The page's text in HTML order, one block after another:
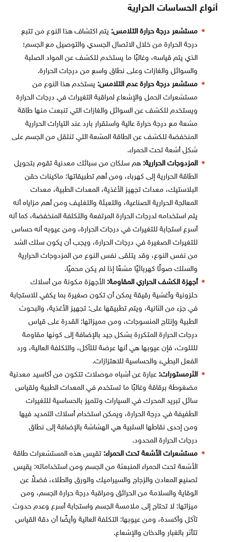
أنواع الحساسات الحرارية
مستشعر درجة حرارة التلامس: يتم اكتشاف هذا النوع من تتبع
درجة الحرارة من خلال الاتصال الجسدي والتوصيل مع الجسم؛
الذي يتم قياسه، وغالبًا ما يستخدم للكشف عن المواد الصلبة
والسوائل والغازات وعلى نطاق واسع من درجات الحرارة.
مستشعر درجة حرارة عدم التلامس: يستخدم هذا النوع من
مستشعرات الحمل والإشعاع لمراقبة التغيرات في درجات الحرارة
ويستخدم للكشف عن السوائل والغازات التي تنبعث منها طاقة
مشعة مع درجة حرارة عالية واستقرار بارد عند التيارات الحرارية
المنخفضة للكشف عن الطاقة المشعة التي تنتقل من الجسم على
شكل أشعة تحت الحمراء.
المزدوجات الحرارية: هم سلكان من سبائك معدنية تقوم بتحويل
الطاقة الحرارية إلى كهرباء، ومن أهم تطبيقاتها: ماكينات حقن
البلاستيك، معدات تجهيز الأغذية، المعدات الطبية، معدات
المعالجة الحرارية الصناعية، والتعبئة والتغليف ومن أهم مزاياه أنه
يتم استخدامه لدرجات الحرارة المرتفعة والتكلفة المنخفضة، كما أنه
أسرع استجابة للتغيرات في درجات الحرارة، ومن عيوبه أنه حساس
للتغيرات الصغيرة في درجات الحرارة، ويجب أن يكون سلك الشد
من نفس النوع، وقد يتلقى نفس النوع من المزدوجات الحرارية
والسلك صوتًا كهربائيًا مشعًا إذا لم يكن محميًا.
أجهزة الكشف الحراري المقاومة: الأجهزة مكونة من أسلاك
حلزونية وأغشية رقيقة يمكن أن تكون صغيرة بما يكفي للاستجابة
في جزء من الثانية، ويتم تطبيقها على: تجهيز الأغذية، والبحوث
الطبية وإنتاج المنسوجات، ومن مميزاتها: القدرة على قياس
درجات الحرارة المتكررة بشكل جيد بالإضافة إلى كونها مقاومة
للتلوث، فإن عيوبها هي أنها عرضة للتآكل، والتكلفة العالية، ورد
الفعل البطيء والحساسية للاهتزازات.
الثرمستورات: عبارة عن أشباه موصلات تتكون من أكاسيد معدنية
مضغوطة برقاقة وغالبًا ما تستخدم في المعدات الطبية ولقياس
سائل تبريد المحرك في السيارات وتتميز بالحساسية للتغيرات
الطفيفة في درجة الحرارة، ويمكن استخدام أسلاك التمديد فيها
ومن إحدى نقاطها السلبية هي الهشاشة بالإضافة إلى نطاق
درجات الحرارة المحدود.
مستشعرات الأشعة تحت الحمراء: تقيس هذه المستشعرات طاقة
الأشعة تحت الحمراء المنبعثة من الجسم ومن استخداماته: يقيس
تصنيع المعادن والزجاج والسيراميك والورق والطلاء، فضلاً عن
الوقاية والسلامة من الحرائق ومراقبة درجة حرارة الجسم، ومن
ميزاتها: لا تحتاج إلى ملامسة الجسم واستجابة أسرع وعدم حدوث
تآكل وأكسدة، ومن عيوبها: التكلفة العالية وأيضًا أن دقة القياس
تتأثر بالغبار والدخان والإشعاع.